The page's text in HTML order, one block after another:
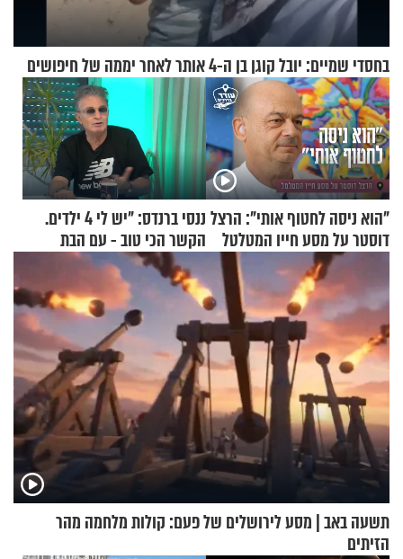
בחסדי שמיים: יובל קוגן בן ה-4 אותר לאחר יממה של חיפושים
"הוא ניסה לחטוף אותי": הרצל
דוסטר על מסע חייו המטלטל
ננסי ברנדס: "יש לי 4 ילדים.
הקשר הכי טוב - עם הבת
החרדית"
תשעה באב | מסע לירושלים של פעם: קולות מלחמה מהר
הזיתים